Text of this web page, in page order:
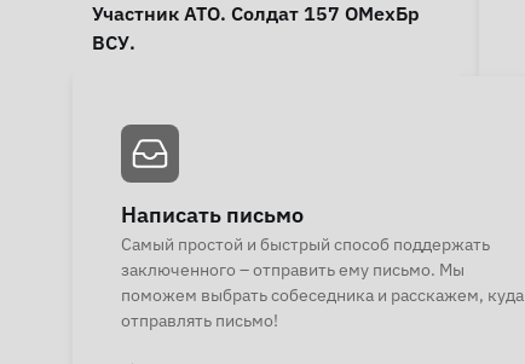
Участник АТО. Солдат 157 ОМехБр
ВСУ.
Написать письмо
Самый простой и быстрый способ поддержать
заключенного – отправить ему письмо. Мы
поможем выбрать собеседника и расскажем, куда
отправлять письмо!